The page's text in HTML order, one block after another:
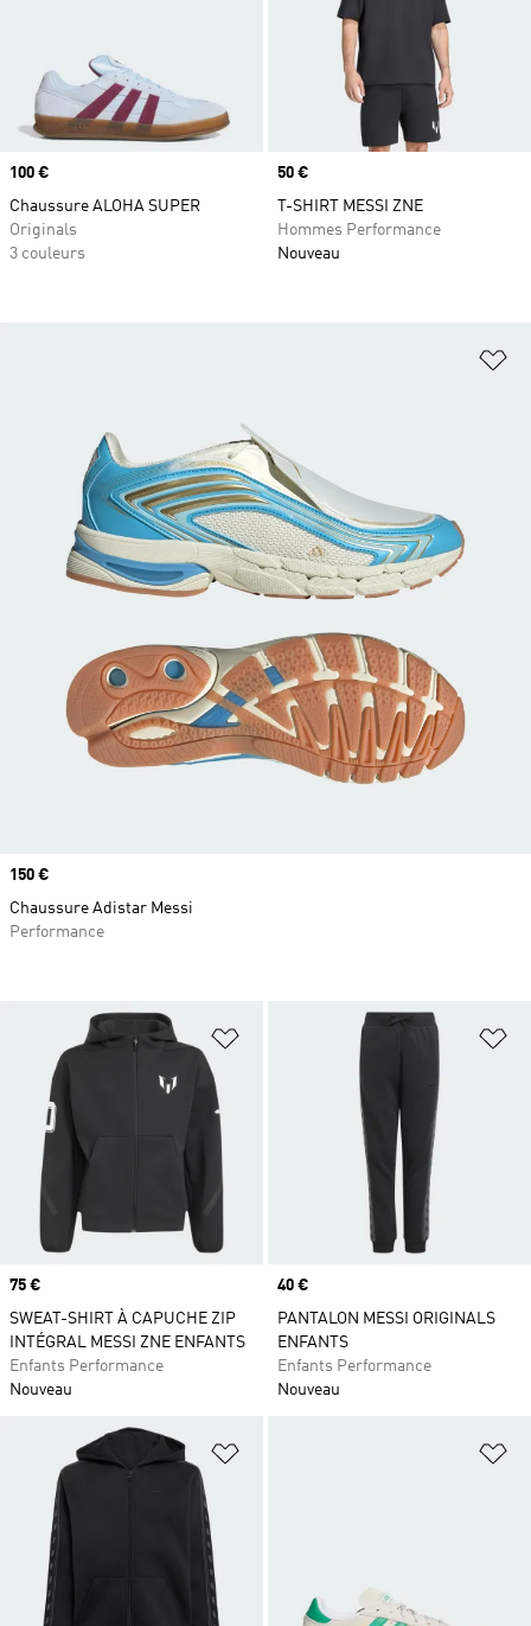
Prix
100 €
Chaussure ALOHA SUPER
Originals
3 couleurs
Prix
50 €
T-SHIRT MESSI ZNE
Hommes Performance
Nouveau
Ajouter à la Liste de produits
Prix
75 €
SWEAT-SHIRT À CAPUCHE ZIP
INTÉGRAL MESSI ZNE ENFANTS
Enfants Performance
Nouveau
Prix
40 €
PANTALON MESSI ORIGINALS
ENFANTS
Enfants Performance
Nouveau
Ajouter à la Liste de produits
Prix
150 €
Chaussure Adistar Messi
Performance